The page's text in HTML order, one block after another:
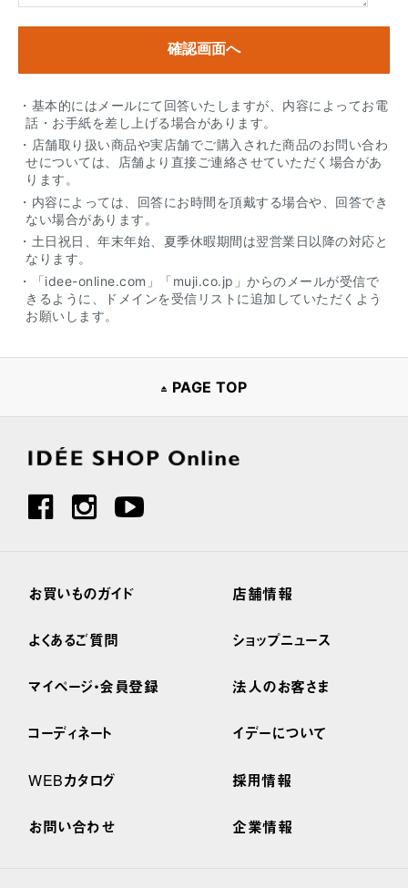
・基本的にはメールにて回答いたしますが、内容によってお電
話・お手紙を差し上げる場合があります。
・店舗取り扱い商品や実店舗でご購入された商品のお問い合わ
せについては、店舗より直接ご連絡させていただく場合があ
ります。
・内容によっては、回答にお時間を頂戴する場合や、回答でき
ない場合があります。
・土日祝日、年末年始、夏季休暇期間は翌営業日以降の対応と
なります。
・「idee-online.com」「muji.co.jp」からのメールが受信で
きるように、ドメインを受信リストに追加していただくよう
お願いします。
PAGE TOP
お買いものガイド
よくあるご質問
マイページ・会員登録
コーディネート
WEBカタログ
お問い合わせ
店舗情報
ショップニュース
法人のお客さま
イデーについて
採用情報
企業情報